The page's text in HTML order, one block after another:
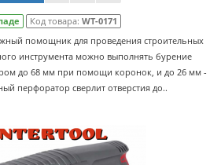
Код товара: WT-0171
помощник для проведения строительных
инструмента можно выполнять бурение
до 68 мм при помощи коронок, и до 26 мм -
перфоратор сверлит отверстия до..